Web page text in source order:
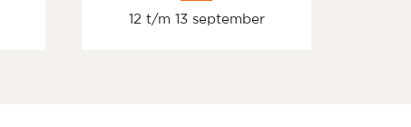
12 t/m 13 september